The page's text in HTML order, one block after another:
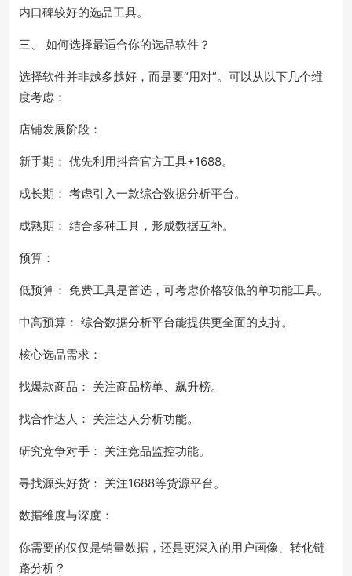
内口碑较好的选品工具。
三、 如何选择最适合你的选品软件？
选择软件并非越多越好，而是要“用对”。可以从以下几个维
度考虑：
店铺发展阶段：
新手期： 优先利用抖音官方工具+1688。
成长期： 考虑引入一款综合数据分析平台。
成熟期： 结合多种工具，形成数据互补。
预算：
低预算： 免费工具是首选，可考虑价格较低的单功能工具。
中高预算： 综合数据分析平台能提供更全面的支持。
核心选品需求：
找爆款商品： 关注商品榜单、飙升榜。
找合作达人： 关注达人分析功能。
研究竞争对手： 关注竞品监控功能。
寻找源头好货： 关注1688等货源平台。
数据维度与深度：
你需要的仅仅是销量数据，还是更深入的用户画像、转化链
路分析？